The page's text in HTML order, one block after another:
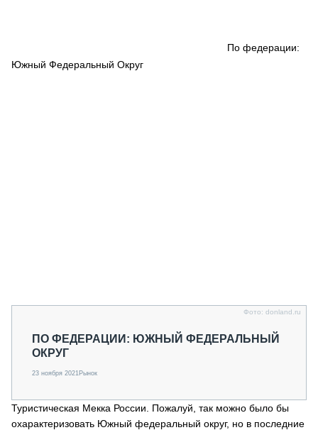
СПЕЦПРОЕКТЫ
По федерации:
Южный Федеральный Округ
Фото: donland.ru
ПО ФЕДЕРАЦИИ: ЮЖНЫЙ ФЕДЕРАЛЬНЫЙ
ОКРУГ
23 ноября 2021Рынок
Туристическая Мекка России. Пожалуй, так можно было бы
охарактеризовать Южный федеральный округ, но в последние